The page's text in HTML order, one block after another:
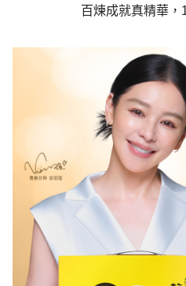
百煉成就真精華，